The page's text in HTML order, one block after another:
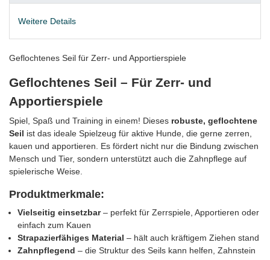
Weitere Details
Geflochtenes Seil für Zerr- und Apportierspiele
Geflochtenes Seil – Für Zerr- und
Apportierspiele
Spiel, Spaß und Training in einem! Dieses robuste, geflochtene
Seil ist das ideale Spielzeug für aktive Hunde, die gerne zerren,
kauen und apportieren. Es fördert nicht nur die Bindung zwischen
Mensch und Tier, sondern unterstützt auch die Zahnpflege auf
spielerische Weise.
Produktmerkmale:
Vielseitig einsetzbar– perfekt für Zerrspiele, Apportieren oder
einfach zum Kauen
Strapazierfähiges Material – hält auch kräftigem Ziehen stand
Zahnpflegend – die Struktur des Seils kann helfen, Zahnstein